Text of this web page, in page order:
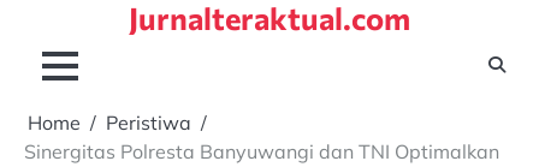
content
Jurnalteraktual.com
Home
Peristiwa
Sinergitas Polresta Banyuwangi dan TNI Optimalkan